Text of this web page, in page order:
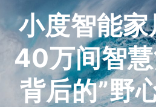
小度智能家
40万间智
背后的”野